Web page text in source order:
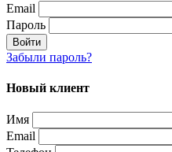
Email
Пароль
Войти
Забыли пароль?
Новый клиент
Имя
Email